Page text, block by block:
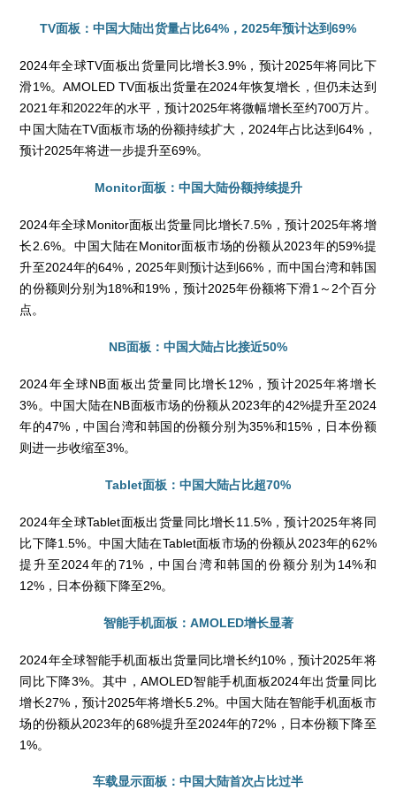
TV面板：中国大陆出货量占比64%，2025年预计达到69%
2024年全球TV面板出货量同比增长3.9%，预计2025年将同比下
滑1%。AMOLED TV面板出货量在2024年恢复增长，但仍未达到
2021年和2022年的水平，预计2025年将微幅增长至约700万片。
中国大陆在TV面板市场的份额持续扩大，2024年占比达到64%，
预计2025年将进一步提升至69%。
Monitor面板：中国大陆份额持续提升
2024年全球Monitor面板出货量同比增长7.5%，预计2025年将增
长2.6%。中国大陆在Monitor面板市场的份额从2023年的59%提
升至2024年的64%，2025年则预计达到66%，而中国台湾和韩国
的份额则分别为18%和19%，预计2025年份额将下滑1～2个百分
点。
NB面板：中国大陆占比接近50%
2024年全球NB面板出货量同比增长12%，预计2025年将增长
3%。中国大陆在NB面板市场的份额从2023年的42%提升至2024
年的47%，中国台湾和韩国的份额分别为35%和15%，日本份额
则进一步收缩至3%。
Tablet面板：中国大陆占比超70%
2024年全球Tablet面板出货量同比增长11.5%，预计2025年将同
比下降1.5%。中国大陆在Tablet面板市场的份额从2023年的62%
提升至2024年的71%，中国台湾和韩国的份额分别为14%和
12%，日本份额下降至2%。
智能手机面板：AMOLED增长显著
2024年全球智能手机面板出货量同比增长约10%，预计2025年将
同比下降3%。其中，AMOLED智能手机面板2024年出货量同比
增长27%，预计2025年将增长5.2%。中国大陆在智能手机面板市
场的份额从2023年的68%提升至2024年的72%，日本份额下降至
1%。
车载显示面板：中国大陆首次占比过半